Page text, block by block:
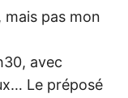
mais pas mon
avec
Le préposé